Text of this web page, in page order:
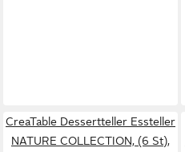
CreaTable Dessertteller Essteller
NATURE COLLECTION, (6 St),